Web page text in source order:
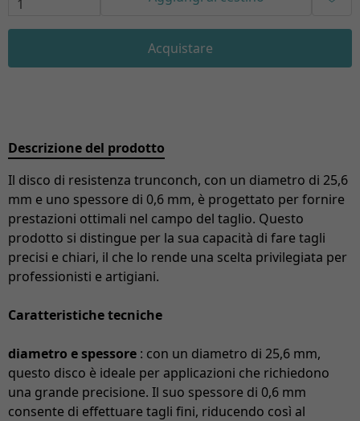
Acquistare
Descrizione del prodotto
Il disco di resistenza trunconch, con un diametro di 25,6
mm e uno spessore di 0,6 mm, è progettato per fornire
prestazioni ottimali nel campo del taglio. Questo
prodotto si distingue per la sua capacità di fare tagli
precisi e chiari, il che lo rende una scelta privilegiata per
professionisti e artigiani.
Caratteristiche tecniche
diametro e spessore : con un diametro di 25,6 mm,
questo disco è ideale per applicazioni che richiedono
una grande precisione. Il suo spessore di 0,6 mm
consente di effettuare tagli fini, riducendo così al